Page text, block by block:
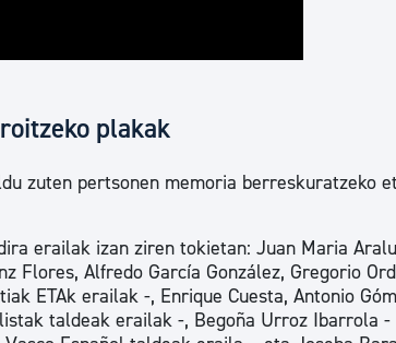
plakak
zuten pertsonen memoria berreskuratzeko
erailak izan ziren tokietan: Juan Maria
Flores, Alfredo García González, Gregorio
ETAk erailak -, Enrique Cuesta, Antonio
taldeak erailak -, Begoña Urroz Ibarrola -